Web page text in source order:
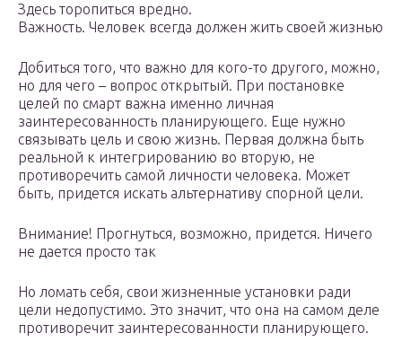
Здесь торопиться вредно.
Важность. Человек всегда должен жить своей жизнью
Добиться того, что важно для кого-то другого, можно,
но для чего – вопрос открытый. При постановке
целей по смарт важна именно личная
заинтересованность планирующего. Еще нужно
связывать цель и свою жизнь. Первая должна быть
реальной к интегрированию во вторую, не
противоречить самой личности человека. Может
быть, придется искать альтернативу спорной цели.
Внимание! Прогнуться, возможно, придется. Ничего
не дается просто так
Но ломать себя, свои жизненные установки ради
цели недопустимо. Это значит, что она на самом деле
противоречит заинтересованности планирующего.